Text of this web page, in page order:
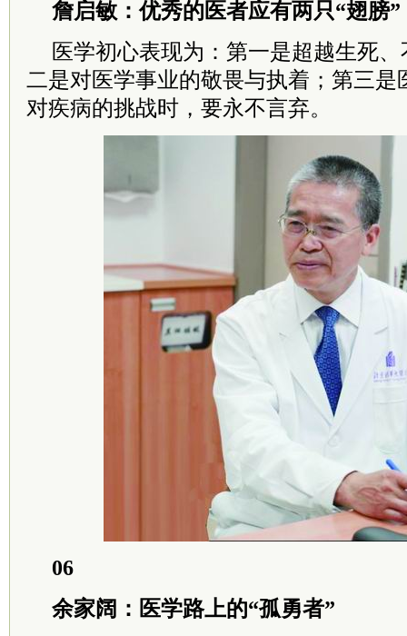
詹启敏：优秀的医者应有两只“翅膀”
医学初心表现为：第一是超越生死
二是对医学事业的敬畏与执着；第三是
对疾病的挑战时，要永不言弃。
06
余家阔：医学路上的“孤勇者”